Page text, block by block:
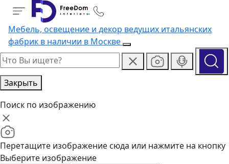
Мебель, освещение и декор ведущих итальянских
фабрик в наличии в Москве
Закрыть
Поиск по изображению
Перетащите изображение сюда или нажмите на кнопку
Выберите изображение